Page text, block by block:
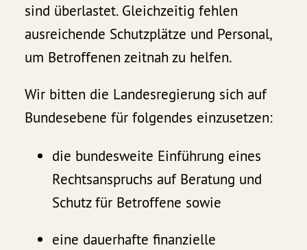
sind überlastet. Gleichzeitig fehlen
ausreichende Schutzplätze und Personal,
um Betroffenen zeitnah zu helfen.
Wir bitten die Landesregierung sich auf
Bundesebene für folgendes einzusetzen:
die bundesweite Einführung eines
Rechtsanspruchs auf Beratung und
Schutz für Betroffene sowie
eine dauerhafte finanzielle